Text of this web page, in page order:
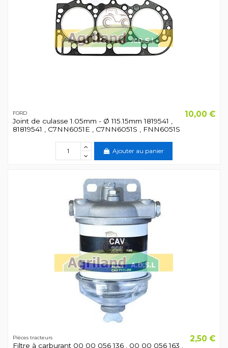
FORD
Joint de culasse 1.05mm - Ø 115.15mm 1819541 ,
81819541 , C7NN6051E , C7NN6051S , FNN6051S
10,00 €
Ajouter au panier
Pièces tracteurs
Filtre à carburant 00 00 056 136 , 00 00 056 163 ,
2,50 €